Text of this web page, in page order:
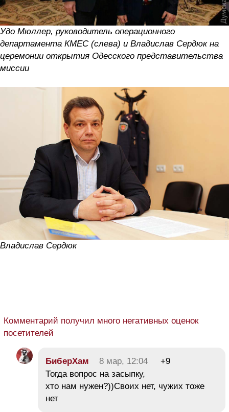
Удо Мюллер, руководитель операционного
департамента КМЕС (слева) и Владислав Сердюк на
церемонии открытия Одесского представительства
миссии
Владислав Сердюк
Комментарий получил много негативных оценок
посетителей
БиберХам 8 мар, 12:04
+9
Тогда вопрос на засыпку,
хто нам нужен?))Своих нет, чужих тоже
нет